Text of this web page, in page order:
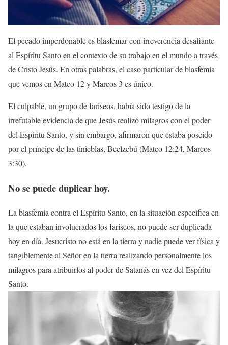
El pecado imperdonable es blasfemar con irreverencia desafiante
al Espíritu Santo en el contexto de su trabajo en el mundo a través
de Cristo Jesús. En otras palabras, el caso particular de blasfemia
que vemos en Mateo 12 y Marcos 3 es único.
El culpable, un grupo de fariseos, había sido testigo de la
irrefutable evidencia de que Jesús realizó milagros con el poder
del Espíritu Santo, y sin embargo, afirmaron que estaba poseído
por el príncipe de las tinieblas, Beelzebú (Mateo 12:24, Marcos
3:30).
No se puede duplicar hoy.
La blasfemia contra el Espíritu Santo, en la situación específica en
la que estaban involucrados los fariseos, no puede ser duplicada
hoy en día. Jesucristo no está en la tierra y nadie puede ver física y
tangiblemente al Señor en la tierra realizando personalmente los
milagros para atribuirlos al poder de Satanás en vez del Espíritu
Santo.